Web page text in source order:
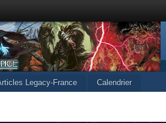
Legacy-France Calendrier